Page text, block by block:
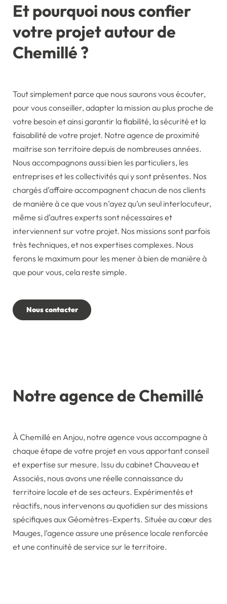
Et pourquoi nous confier
votre projet autour de
Chemillé ?
Tout simplement parce que nous saurons vous écouter,
pour vous conseiller, adapter la mission au plus proche de
votre besoin et ainsi garantir la fiabilité, la sécurité et la
faisabilité de votre projet. Notre agence de proximité
maitrise son territoire depuis de nombreuses années.
Nous accompagnons aussi bien les particuliers, les
entreprises et les collectivités qui y sont présentes. Nos
chargés d’affaire accompagnent chacun de nos clients
de manière à ce que vous n’ayez qu’un seul interlocuteur,
même si d’autres experts sont nécessaires et
interviennent sur votre projet. Nos missions sont parfois
très techniques, et nos expertises complexes. Nous
ferons le maximum pour les mener à bien de manière à
que pour vous, cela reste simple.
Notre agence de Chemillé
À Chemillé en Anjou, notre agence vous accompagne à
chaque étape de votre projet en vous apportant conseil
et expertise sur mesure. Issu du cabinet Chauveau et
Associés, nous avons une réelle connaissance du
territoire locale et de ses acteurs. Expérimentés et
réactifs, nous intervenons au quotidien sur des missions
spécifiques aux Géomètres-Experts. Située au cœur des
Mauges, l’agence assure une présence locale renforcée
et une continuité de service sur le territoire.